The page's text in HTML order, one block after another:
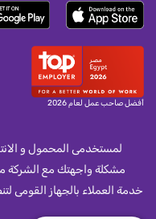
أفضل صاحب عمل لعام 2026
لمستخدمى المحمول و